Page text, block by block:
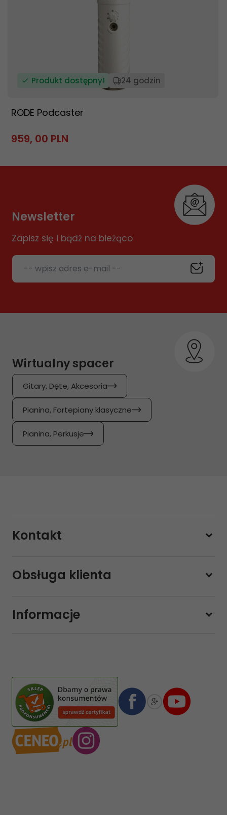
Produkt dostępny! 24 godzin
RODE Podcaster
959, 00 PLN
Newsletter
Zapisz się i bądź na bieżąco
-- wpisz adres e-mail --
Wirtualny spacer
Gitary, Dęte, Akcesoria
Pianina, Fortepiany klasyczne
Pianina, Perkusje
Kontakt
228800000
sklep@sklep-muzyczny.com.pl
08 1140 2004 0000 3102 4903 0792
Obsługa klienta
Informacje